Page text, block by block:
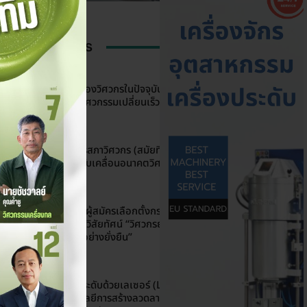
ARTICLES
INDUSTRY NEWS
ความรู้ความสามารถของวิศวกรในปัจจุบัน…ยังเพียง
พอหรือไม่? เมื่อโลกวิศวกรรมเปลี่ยนเร็วกว่าที่เคย
EXIBITION
การเลือกตั้งกรรมการสภาวิศวกร (สมัยที่ 9) : ทุกสิทธิ์
ของสมาชิก คือพลังขับเคลื่อนอนาคตวิศวกรไทย
INDUSTRY NEWS
รู้จักทีมวิศวกรสีเขียว ผู้สมัครเลือกตั้งกรรมการสภา
วิศวกร (สมัยที่ 9) กับวิสัยทัศน์ “วิศวกรยุคใหม่ ใส่ใจ
วิชาชีพ พัฒนาสังคมอย่างยั่งยืน”
KNOWLEDGE
การแกะสลักเครื่องประดับด้วยเลเซอร์ (Laser
Engraving) เทคโนโลยีการสร้างลวดลายความ